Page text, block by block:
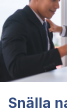
Snälla